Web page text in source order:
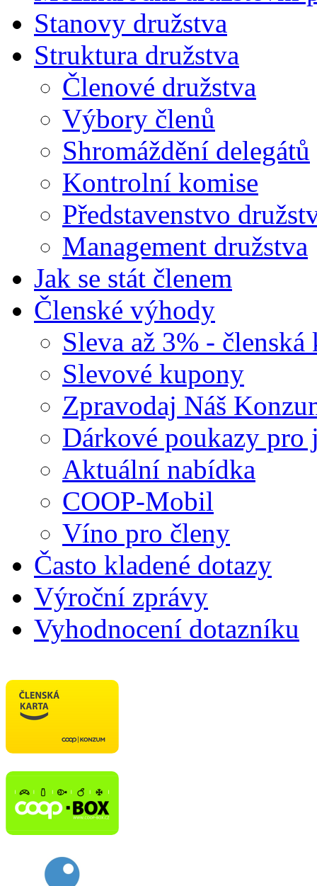
Stanovy družstva
Struktura družstva
Členové družstva
Výbory členů
Shromáždění delegátů
Kontrolní komise
Představenstvo
Management družstva
Jak se stát členem
Členské výhody
Sleva až 3% - členská
Slevové kupony
Zpravodaj Náš
Dárkové poukazy pro
Aktuální nabídka
COOP-Mobil
Víno pro členy
Často kladené dotazy
Výroční zprávy
Vyhodnocení dotazníku